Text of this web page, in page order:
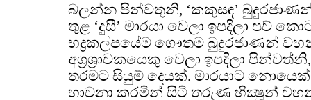
බලන්න පින්වතුනි, ‘කකුසඳ’
තුළ ‘දුසී’ මාරයා වෙලා ඉපදිලා පව්
භද්‍රකල්පයේම ගෞතම බුදුරජාණන්
අග්‍රශ්‍රාවකයෙකු වෙලා ඉපදිලා
තරමට සියුම් දෙයක්. මාරයාට
භාවනා කරමින් සිටි තරුණ භික්‍ෂූන්